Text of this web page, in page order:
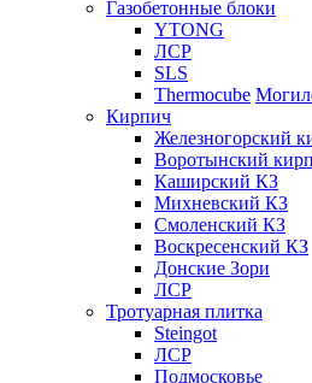
Газобетонные блоки
YTONG
ЛСР
SLS
Thermocube
Кирпич
Железногорский
Воротынский
Каширский КЗ
Михневский КЗ
Смоленский КЗ
Воскресенский КЗ
Донские Зори
ЛСР
Тротуарная плитка
Steingot
ЛСР
Подмосковье